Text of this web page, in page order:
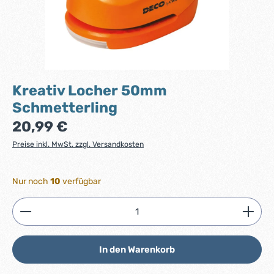
Kreativ Locher 50mm
Schmetterling
Regulärer Preis:
20,99 €
Preise inkl. MwSt. zzgl. Versandkosten
Nur noch 10 verfügbar
Produkt Anzahl: Gib den gewünschten Wert ein
In den Warenkorb